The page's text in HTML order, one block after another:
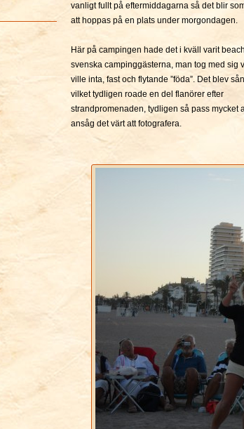
vanligt fullt på eftermiddagarna så det blir
att hoppas på en plats under morgondagen.
Här på campingen hade det i kväll varit
svenska campinggästerna, man tog med sig
ville inta, fast och flytande ”föda”. Det blev
vilket tydligen roade en del flanörer efter
strandpromenaden, tydligen så pass mycket
ansåg det värt att fotografera.